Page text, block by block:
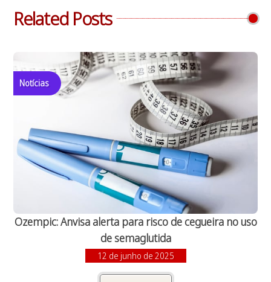
Related Posts
Notícias
Ozempic: Anvisa alerta para risco de cegueira no uso
de semaglutida
12 de junho de 2025